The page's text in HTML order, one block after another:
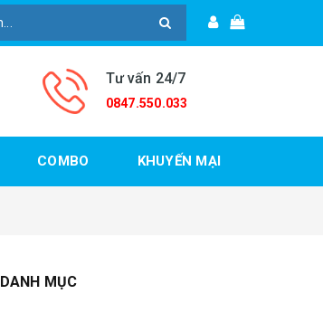
Tư vấn 24/7
0847.550.033
COMBO KHUYẾN MẠI
DANH MỤC